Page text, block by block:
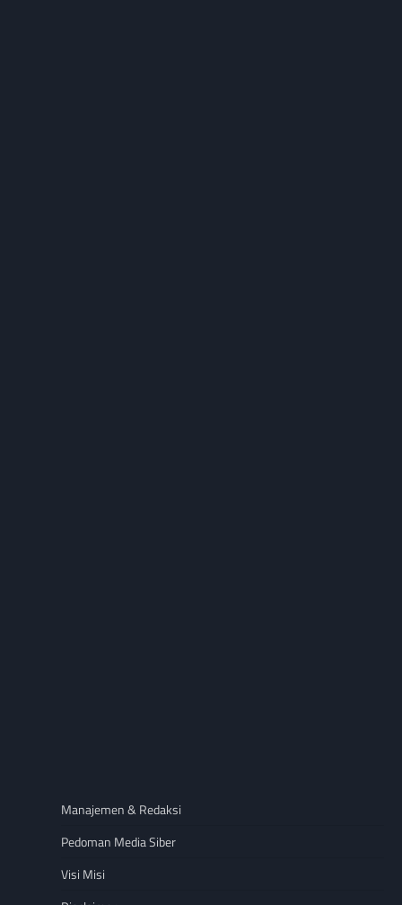
Manajemen & Redaksi
Pedoman Media Siber
Visi Misi